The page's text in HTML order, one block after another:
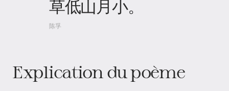
草低山月小。
陈孚
Explication du poème